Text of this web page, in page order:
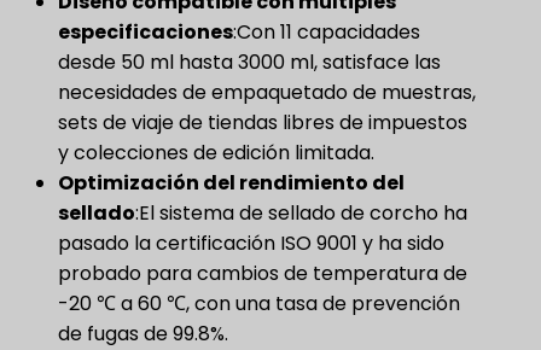
especificaciones​:Con 11 capacidades
desde 50 ml hasta 3000 ml, satisface las
necesidades de empaquetado de muestras,
sets de viaje de tiendas libres de impuestos
y colecciones de edición limitada.
Optimización del rendimiento del
sellado​:El sistema de sellado de corcho ha
pasado la certificación ISO 9001 y ha sido
probado para cambios de temperatura de
-20 ℃ a 60 ℃, con una tasa de prevención
de fugas de 99.8%.